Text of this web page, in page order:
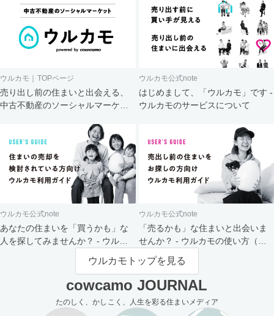
ウルカモ｜TOPページ
売り出し前の住まいと出会える、
中古不動産のソーシャルマーケッ
ウルカモ公式note
はじめまして、「ウルカモ」です -
ウルカモのサービスについて
ウルカモ公式note
あなたの住まいを「買うかも」な
人を探してみませんか？ - ウルカ
ウルカモ公式note
「売るかも」な住まいと出会いま
せんか？ - ウルカモの使い方（買
主さま向け）
ウルカモトップを見る
cowcamo JOURNAL
たのしく、かしこく、人生を彩る住まいメディア